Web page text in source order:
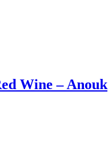
Wine – Anouk